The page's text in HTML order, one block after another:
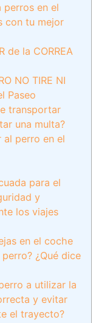
perros en el
con tu mejor
de la CORREA
NO TIRE NI
Paseo
transportar
una multa?
al perro en el
para el
y
los viajes
en el coche
¿Qué dice
a utilizar la
y evitar
el trayecto?